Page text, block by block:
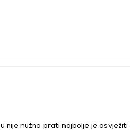
nije nužno prati najbolje je